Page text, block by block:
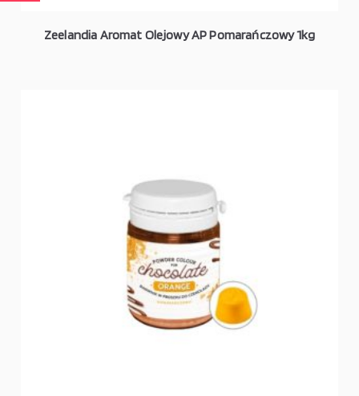
Zeelandia Aromat Olejowy AP Pomarańczowy 1kg